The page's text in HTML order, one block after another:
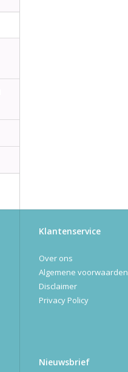
Klantenservice
Over ons
Algemene voorwaarden
Disclaimer
Privacy Policy
Nieuwsbrief